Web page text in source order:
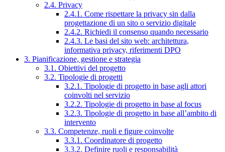
2.4. Privacy
2.4.1. Come rispettare la privacy sin dalla
progettazione di un sito o servizio digitale
2.4.2. Richiedi il consenso quando necessario
2.4.3. Le basi del sito web: architettura,
informativa privacy, riferimenti DPO
3. Pianificazione, gestione e strategia
3.1. Obiettivi del progetto
3.2. Tipologie di progetti
3.2.1. Tipologie di progetto in base agli attori
coinvolti nel servizio
3.2.2. Tipologie di progetto in base al focus
3.2.3. Tipologie di progetto in base all’ambito di
intervento
3.3. Competenze, ruoli e figure coinvolte
3.3.1. Coordinatore di progetto
3.3.2. Definire ruoli e responsabilità